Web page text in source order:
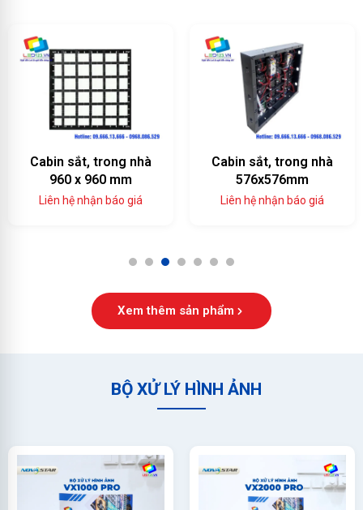
Cabin sắt, trong nhà
576x576mm
Liên hệ nhận báo giá
Cabinet nhôm đúc,
trong nhà, 576x576
Liên hệ nhận báo giá
1 2 3 4 5 6 7
Xem thêm sản phẩm
BỘ XỬ LÝ HÌNH ẢNH